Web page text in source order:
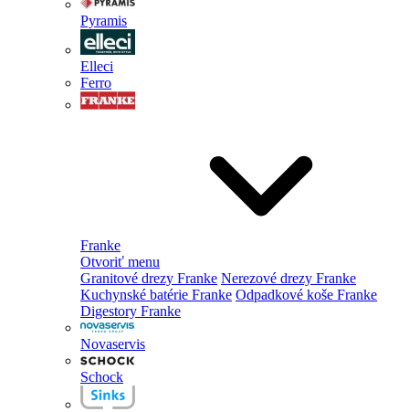
Pyramis
Elleci
Ferro
Franke
Otvoriť menu
Granitové drezy Franke Nerezové drezy Franke
Kuchynské batérie Franke Odpadkové koše Franke
Digestory Franke
Novaservis
Schock